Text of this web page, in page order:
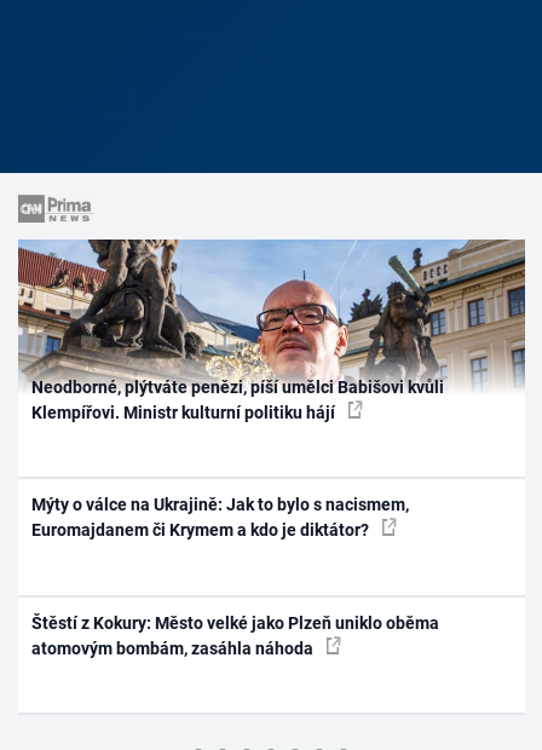
Neodborné, plýtváte penězi, píší umělci Babišovi kvůli
Klempířovi. Ministr kulturní politiku hájí
Mýty o válce na Ukrajině: Jak to bylo s nacismem,
Euromajdanem či Krymem a kdo je diktátor?
Štěstí z Kokury: Město velké jako Plzeň uniklo oběma
atomovým bombám, zasáhla náhoda